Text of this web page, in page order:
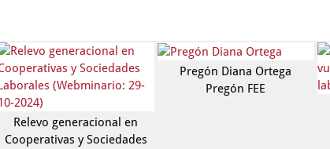
Relevo generacional en
Cooperativas y Sociedades
Pregón Diana Ortega
Pregón FEE